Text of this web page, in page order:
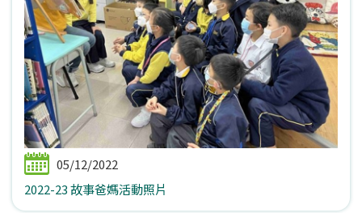
05/12/2022
2022-23 故事爸媽活動照片